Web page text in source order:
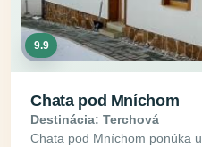
9.9
Chata pod Mníchom
Destinácia: Terchová
Chata pod Mníchom ponúka